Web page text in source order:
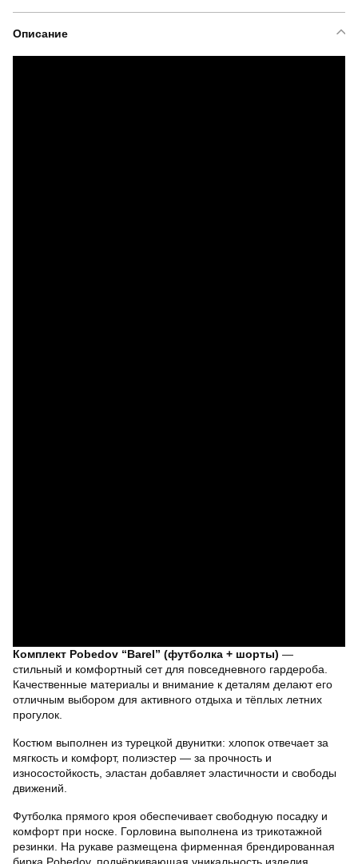
Описание
Комплект Pobedov “Barel” (футболка + шорты) —
стильный и комфортный сет для повседневного гардероба.
Качественные материалы и внимание к деталям делают его
отличным выбором для активного отдыха и тёплых летних
прогулок.
Костюм выполнен из турецкой двунитки: хлопок отвечает за
мягкость и комфорт, полиэстер — за прочность и
износостойкость, эластан добавляет эластичности и свободы
движений.
Футболка прямого кроя обеспечивает свободную посадку и
комфорт при носке. Горловина выполнена из трикотажной
резинки. На рукаве размещена фирменная брендированная
бирка Pobedov, подчёркивающая уникальность изделия.